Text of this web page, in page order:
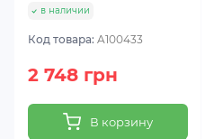
в наличии
Код товара: A100433
2 748 грн
В корзину